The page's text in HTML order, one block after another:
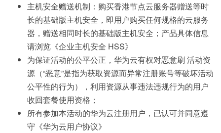
主机安全赠送机制：购买香港节点云服务器赠送等时
长的基础版主机安全，即用户购买任何规格的云服务
器，赠送相同时长的基础版主机安全；产品具体信息
请浏览《企业主机安全 HSS》
为保证活动的公平公正，华为云有权对恶意刷 活动资
源（“恶意”是指为获取资源而异常注册账号等破坏活动
公平性的行为），利用资源从事违法违规行为的用户
收回套餐使用资格；
所有参加本活动的华为云注册用户，已认可并同意遵
守《华为云用户协议》